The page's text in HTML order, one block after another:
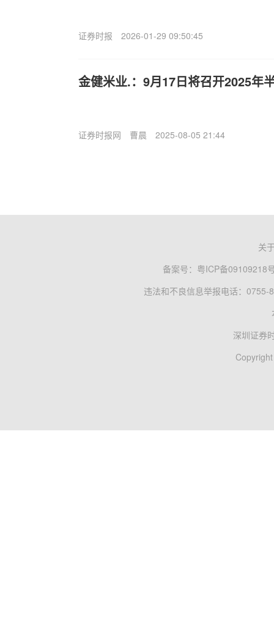
证券时报 2026-01-29 09:50:45
金健米业.：9月17日将召开2025年
证券时报网 曹晨 2025-08-05 21:44
关
备案号： 粤ICP备09109218
违法和不良信息举报电话：0755-
深圳证券